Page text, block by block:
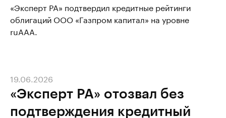
«Эксперт РА» подтвердил кредитные рейтинги
облигаций ООО «Газпром капитал» на уровне
ruAAA.
«Эксперт РА» отозвал без
подтверждения кредитный
19.06.2026